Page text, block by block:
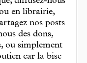
en librairie,
nos posts
des dons,
ou simplement
car la bise